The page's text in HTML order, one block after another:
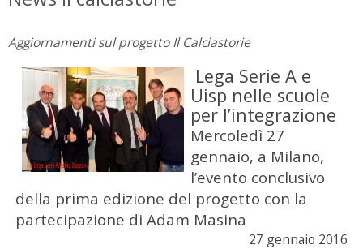
Aggiornamenti sul progetto Il Calciastorie
Lega Serie A e
Uisp nelle scuole
per l’integrazione
Mercoledì 27
gennaio, a Milano,
l’evento conclusivo
della prima edizione del progetto con la
partecipazione di Adam Masina
27 gennaio 2016